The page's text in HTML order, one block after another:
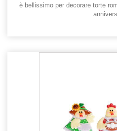
è bellissimo per decorare torte